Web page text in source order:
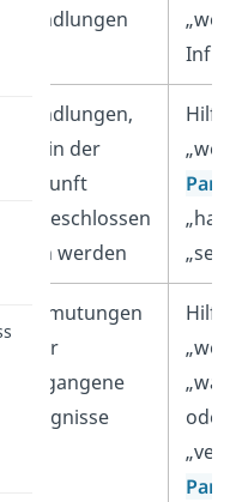
Handlungen
Handlungen,
die in der
Zukunft
abgeschlossen
sein werden
Vermutungen
über
vergangene
Ereignisse
oder